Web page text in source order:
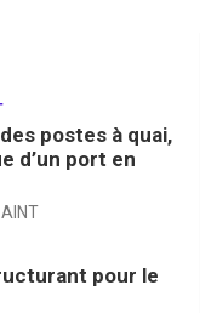
postes à quai,
d’un port en
pour le